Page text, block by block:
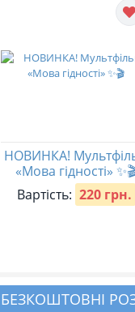
НОВИНКА!
«Мова гідності»
Вартість: 220 грн.
БЕЗКОШТОВНІ